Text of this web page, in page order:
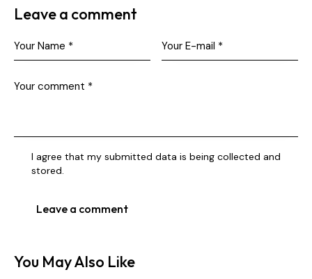
Leave a comment
I agree that my submitted data is being collected and
stored.
You May Also Like